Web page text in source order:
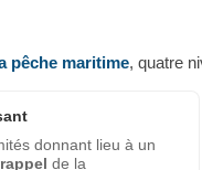
pêche maritime, quatre
donnant lieu à un
de la